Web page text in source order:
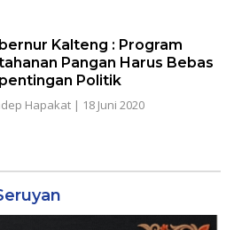
Kalteng : Program
Pangan Harus Bebas
Politik
Hapakat| 18 Juni 2020